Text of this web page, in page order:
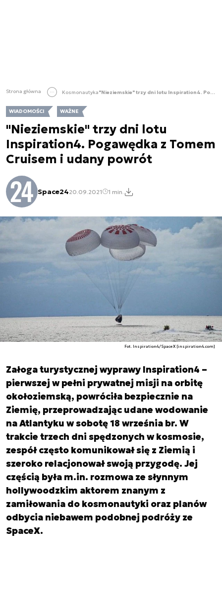
Strona główna Kosmonautyka "Nieziemskie" trzy dni lotu Inspiration4. Pogawędka z Tomem Cruisem i udany powrót
WIADOMOŚCI WAŻNE
"Nieziemskie" trzy dni lotu
Inspiration4. Pogawędka z Tomem
Cruisem i udany powrót
Space2420.09.2021 1 min.
Fot. Inspiration4/SpaceX [inspiration4.com]
Załoga turystycznej wyprawy Inspiration4 –
pierwszej w pełni prywatnej misji na orbitę
okołoziemską, powróciła bezpiecznie na
Ziemię, przeprowadzając udane wodowanie
na Atlantyku w sobotę 18 września br. W
trakcie trzech dni spędzonych w kosmosie,
zespół często komunikował się z Ziemią i
szeroko relacjonował swoją przygodę. Jej
częścią była m.in. rozmowa ze słynnym
hollywoodzkim aktorem znanym z
zamiłowania do kosmonautyki oraz planów
odbycia niebawem podobnej podróży ze
SpaceX.